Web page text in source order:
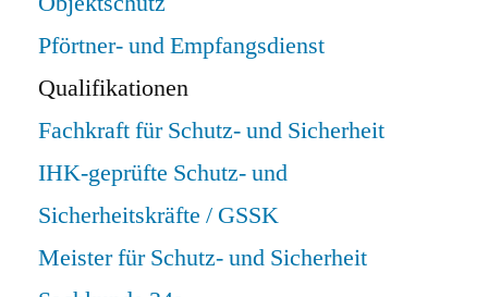
Pförtner- und Empfangsdienst
Qualifikationen
Fachkraft für Schutz- und Sicherheit
IHK-geprüfte Schutz- und
Sicherheitskräfte / GSSK
Meister für Schutz- und Sicherheit